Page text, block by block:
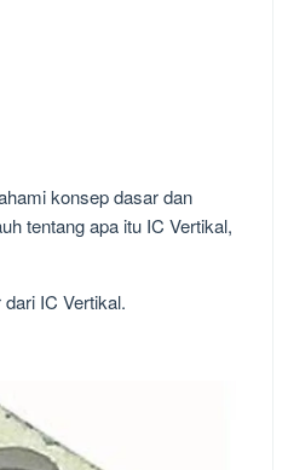
konsep dasar dan
tentang apa itu IC Vertikal,
IC Vertikal.